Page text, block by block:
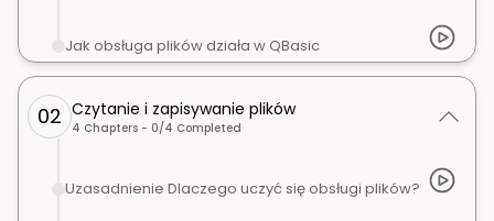
Jak obsługa plików działa w QBasic
02 Czytanie i zapisywanie plików
4 Chapters - 0/4 Completed
Uzasadnienie Dlaczego uczyć się obsługi plików?